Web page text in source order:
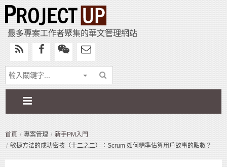
最多專案工作者聚集的華文管理網站
首頁 專案管理
新手PM入門
敏捷方法的成功密技（十二之二）：Scrum 如何精準估算用戶故事的點數？